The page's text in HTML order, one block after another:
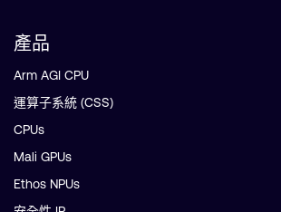
產品
Arm AGI CPU
運算子系統 (CSS)
CPUs
Mali GPUs
Ethos NPUs